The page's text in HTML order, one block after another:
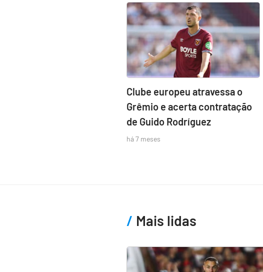
Clube europeu atravessa o
Grêmio e acerta contratação
de Guido Rodríguez
há 7 meses
Mais lidas